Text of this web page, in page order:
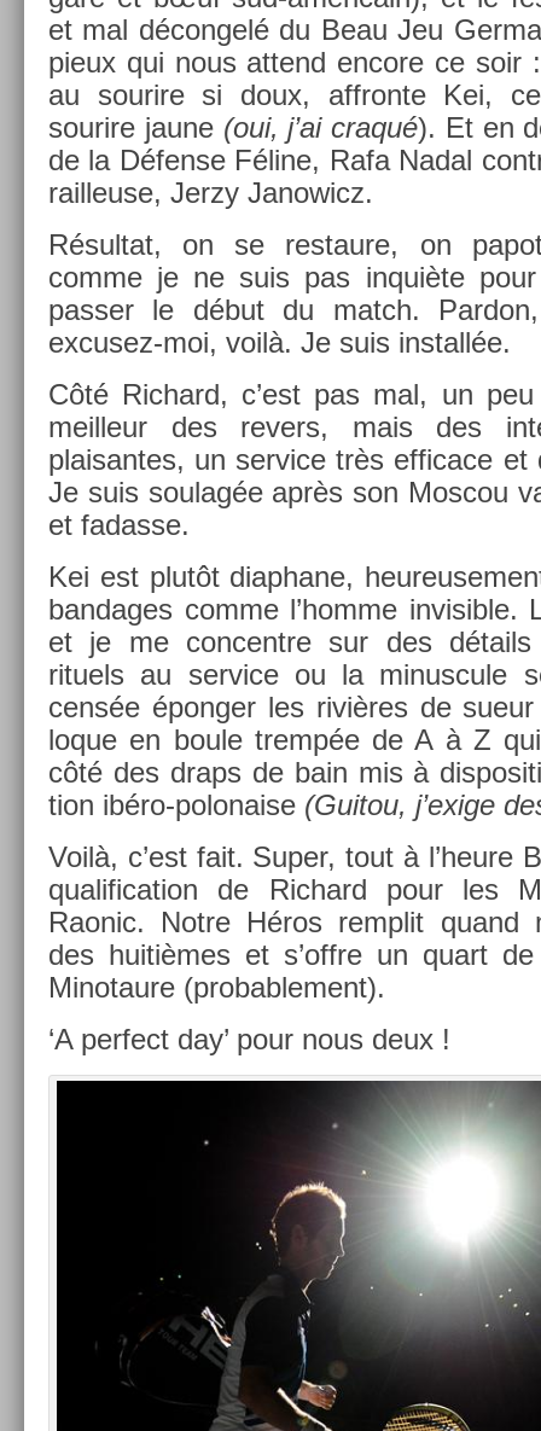
et mal décon­gelé du Beau Jeu
pieux qui nous at­tend en­core ce soir
au sourire si doux, affron­te Kei,
sourire jaune (oui, j’ai craqué). Et en
de la Défense Féline, Rafa Nadal
rail­leuse, Jerzy Janowicz.
Résul­tat, on se re­staure, on
comme je ne suis pas inquiète
pass­er le début du match.
excusez-moi, voilà. Je suis in­stallée.
Côté Ric­hard, c’est pas mal, un
meil­leur des re­v­ers, mais des
plaisan­tes, un ser­vice très ef­ficace et
Je suis soulag­ée après son Mos­cou
et fadas­se.
Kei est plutôt di­ap­hane,
ban­dages comme l’homme in­visib­le.
et je me con­centre sur des
rituels au ser­vice ou la minus­cule
censée épong­er les rivières de
loque en boule trempée de A à Z
côté des draps de bain mis à
tion ibéro-polonaise (Guitou, j’exige
Voilà, c’est fait. Super, tout à l’heure
qualifica­tion de Ric­hard pour les
Raonic. Notre Héros re­mplit quand
des huitièmes et s’offre un quart
Minotaure (pro­bab­le­ment).
‘A per­fect day’ pour nous deux !